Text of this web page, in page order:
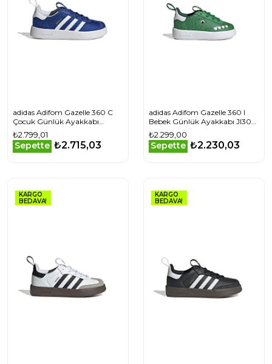
adidas Adifom Gazelle 360 C
Çocuk Günlük Ayakkabı
IH3507 Mavi
₺2.799,01
Sepette ₺2.715,03
adidas Adifom Gazelle 360 I
Bebek Günlük Ayakkabı JI3095
Yeşil
₺2.299,00
Sepette ₺2.230,03
KARGO
BEDAVA!
KARGO
BEDAVA!